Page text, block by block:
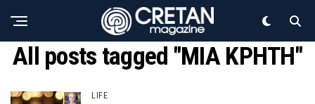
All posts tagged "ΜΙΑ ΚΡΗΤΗ"
LIFE